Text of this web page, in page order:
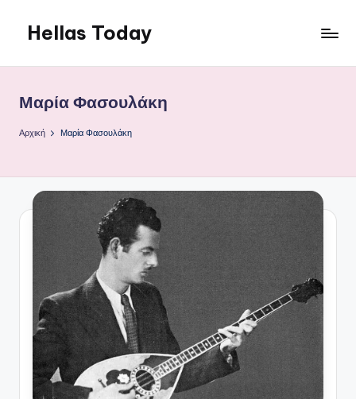
Μετάβαση
περιεχόμενο
Hellas Today
Μαρία Φασουλάκη
Αρχική Μαρία Φασουλάκη